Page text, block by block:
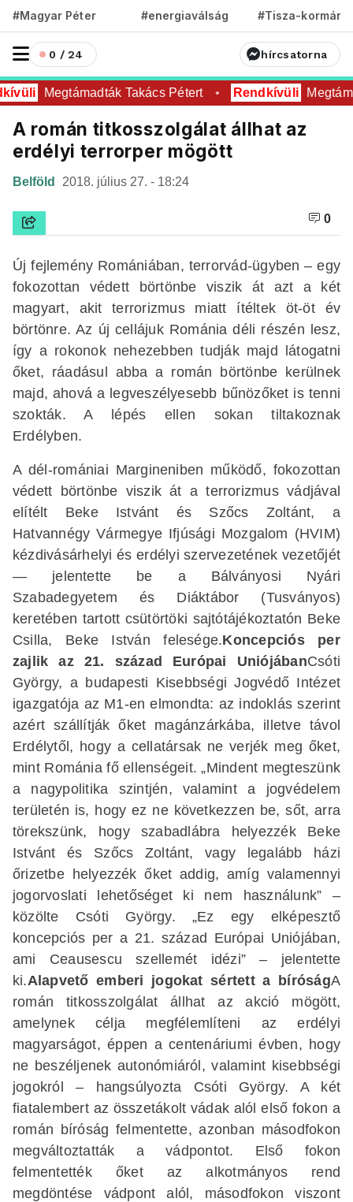
#Magyar Péter #energiaválság #Tisza-kormány
0 / 24 hírcsatorna
Megtámadták Takács Pétert Rendkívüli
A román titkosszolgálat állhat az
erdélyi terrorper mögött
Belföld 2018. július 27. - 18:24
0
Új fejlemény Romániában, terrorvád-ügyben – egy
fokozottan védett börtönbe viszik át azt a két
magyart, akit terrorizmus miatt ítéltek öt-öt év
börtönre. Az új cellájuk Románia déli részén lesz,
így a rokonok nehezebben tudják majd látogatni
őket, ráadásul abba a román börtönbe kerülnek
majd, ahová a legveszélyesebb bűnözőket is tenni
szokták. A lépés ellen sokan tiltakoznak
Erdélyben.
A dél-romániai Margineniben működő, fokozottan
védett börtönbe viszik át a terrorizmus vádjával
elítélt Beke Istvánt és Szőcs Zoltánt, a
Hatvannégy Vármegye Ifjúsági Mozgalom (HVIM)
kézdivásárhelyi és erdélyi szervezetének vezetőjét
— jelentette be a Bálványosi Nyári
Szabadegyetem és Diáktábor (Tusványos)
keretében tartott csütörtöki sajtótájékoztatón Beke
Csilla, Beke István felesége.Koncepciós per
zajlik az 21. század Európai UniójábanCsóti
György, a budapesti Kisebbségi Jogvédő Intézet
igazgatója az M1-en elmondta: az indoklás szerint
azért szállítják őket magánzárkába, illetve távol
Erdélytől, hogy a cellatársak ne verjék meg őket,
mint Románia fő ellenségeit. „Mindent megteszünk
a nagypolitika szintjén, valamint a jogvédelem
területén is, hogy ez ne következzen be, sőt, arra
törekszünk, hogy szabadlábra helyezzék Beke
Istvánt és Szőcs Zoltánt, vagy legalább házi
őrizetbe helyezzék őket addig, amíg valamennyi
jogorvoslati lehetőséget ki nem használunk” –
közölte Csóti György. „Ez egy elképesztő
koncepciós per a 21. század Európai Uniójában,
ami Ceausescu szellemét idézi” – jelentette
ki.Alapvető emberi jogokat sértett a bíróságA
román titkosszolgálat állhat az akció mögött,
amelynek célja megfélemlíteni az erdélyi
magyarságot, éppen a centenáriumi évben, hogy
ne beszéljenek autonómiáról, valamint kisebbségi
jogokról – hangsúlyozta Csóti György. A két
fiatalembert az összetákolt vádak alól első fokon a
román bíróság felmentette, azonban másodfokon
megváltoztatták a vádpontot. Első fokon
felmentették őket az alkotmányos rend
megdöntése vádpont alól, másodfokon viszont